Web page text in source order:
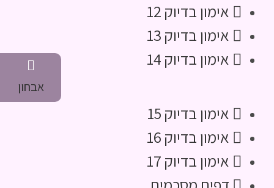
אימון בדיוק 12
אימון בדיוק 13
אימון בדיוק 14
אימון בדיוק 15
אימון בדיוק 16
אימון בדיוק 17
אבחון